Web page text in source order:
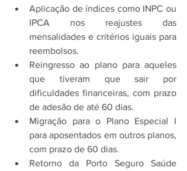
Aplicação de índices como INPC ou
IPCA nos reajustes das
mensalidades e critérios iguais para
reembolsos.
Reingresso ao plano para aqueles
que tiveram que sair por
dificuldades financeiras, com prazo
de adesão de até 60 dias.
Migração para o Plano Especial I
para aposentados em outros planos,
com prazo de 60 dias.
Retorno da Porto Seguro Saúde